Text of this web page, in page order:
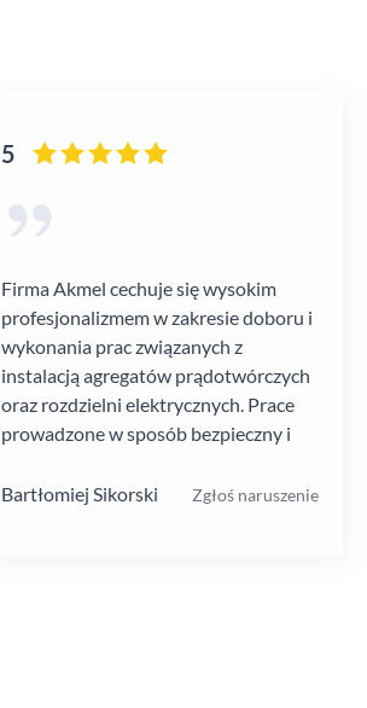
5
Firma Akmel cechuje się wysokim
profesjonalizmem w zakresie doboru i
wykonania prac związanych z
instalacją agregatów prądotwórczych
oraz rozdzielni elektrycznych. Prace
prowadzone w sposób bezpieczny i
Jakość i rodzaj stosowanych
Bartłomiej Sikorski Zgłoś naruszenie